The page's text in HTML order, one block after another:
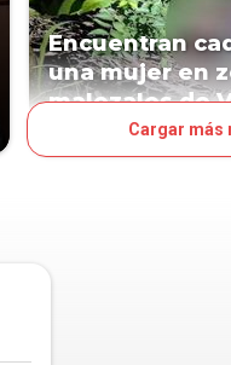
Encuentran
una mujer en
malezales de
Cargar más